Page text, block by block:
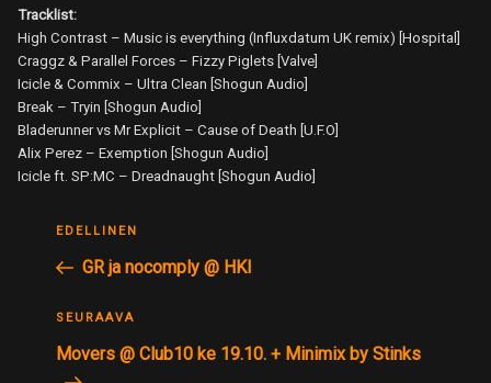
Tracklist:
High Contrast – Music is everything (Influxdatum UK remix) [Hospital]
Craggz & Parallel Forces – Fizzy Piglets [Valve]
Icicle & Commix – Ultra Clean [Shogun Audio]
Break – Tryin [Shogun Audio]
Bladerunner vs Mr Explicit – Cause of Death [U.F.O]
Alix Perez – Exemption [Shogun Audio]
Icicle ft. SP:MC – Dreadnaught [Shogun Audio]
ARTIKKELIEN
SELAUS
Edellinen
postaus
EDELLINEN
GR ja nocomply @ HKI
Seuraava
postaus
SEURAAVA
Movers @ Club10 ke 19.10. + Minimix by Stinks